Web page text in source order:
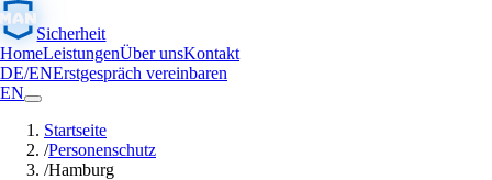
Sicherheit
HomeLeistungenÜber unsKontakt
DE/ENErstgespräch vereinbaren
EN
Startseite
/Personenschutz
/Hamburg